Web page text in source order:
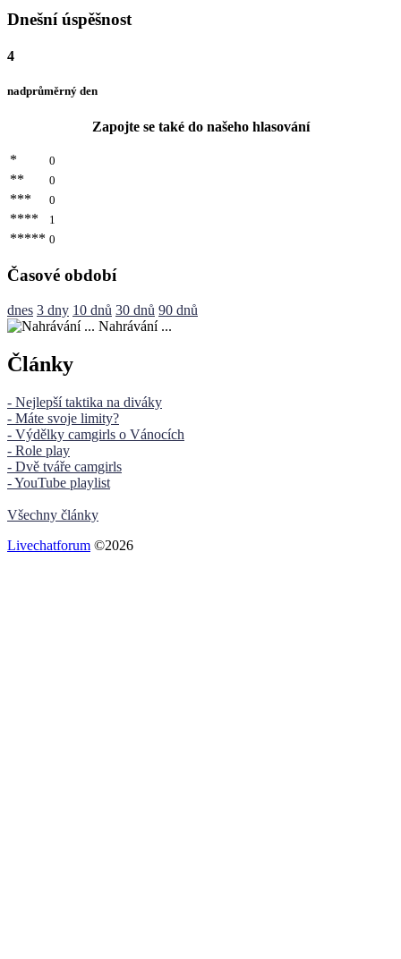
Dnešní úspěšnost
4
nadprůměrný den
Zapojte se také do našeho hlasování
* 0
** 0
*** 0
**** 1
***** 0
Časové období
dnes 3 dny 10 dnů 30 dnů 90 dnů
Nahrávání ...
Články
- Nejlepší taktika na diváky
- Máte svoje limity?
- Výdělky camgirls o Vánocích
- Role play
- Dvě tváře camgirls
- YouTube playlist
Všechny články
Livechatforum ©2026